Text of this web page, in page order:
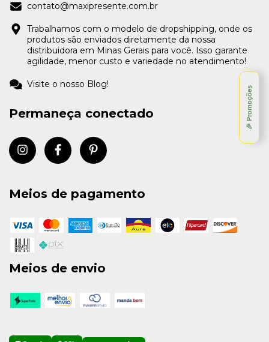
contato@maxipresente.com.br
Trabalhamos com o modelo de dropshipping, onde os
produtos são enviados diretamente da nossa
distribuidora em Minas Gerais para você. Isso garante
agilidade, menor custo e variedade no atendimento!
Visite o nosso Blog!
Permaneça conectado
Meios de pagamento
Meios de envio
🎉 Promoções